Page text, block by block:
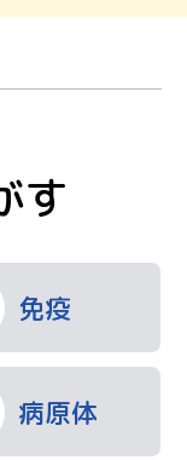
す
免疫
病原体